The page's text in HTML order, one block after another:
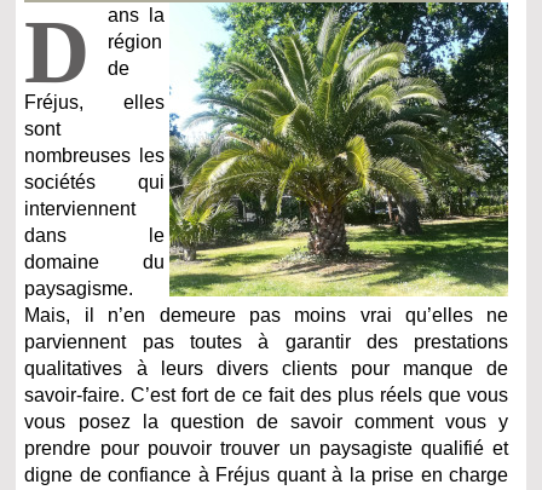
D
ans la
région
de
Fréjus, elles
sont
nombreuses les
sociétés qui
interviennent
dans le
domaine du
paysagisme.
Mais, il n’en demeure pas moins vrai qu’elles ne
parviennent pas toutes à garantir des prestations
qualitatives à leurs divers clients pour manque de
savoir-faire. C’est fort de ce fait des plus réels que vous
vous posez la question de savoir comment vous y
prendre pour pouvoir trouver un paysagiste qualifié et
digne de confiance à Fréjus quant à la prise en charge